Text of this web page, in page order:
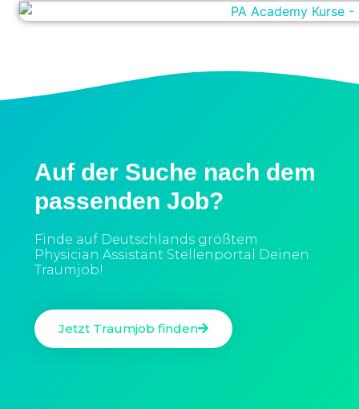
Auf der Suche nach dem
passenden Job?
Finde auf Deutschlands größtem
Physician Assistant Stellenportal Deinen
Traumjob!
Jetzt Traumjob finden